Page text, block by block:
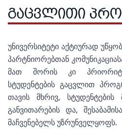
ᲒᲐᲪᲕᲚᲘᲗᲘ
უნივერსიტეტი აქტიურად
პარტნიორებთან
მათ შორის კი
სტუდენტების გაცვლით
თავის მხრივ,
განვითარების და,
მაჩვენებელს უზრუნველყოფს.